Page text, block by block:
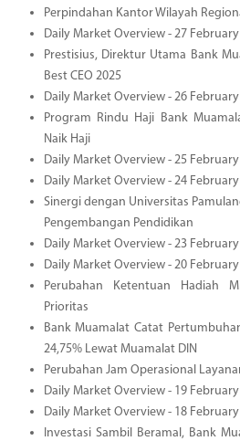
Perpindahan Kantor Wilayah
Daily Market Overview - 27 February
Prestisius, Direktur Utama Bank
Best CEO 2025
Daily Market Overview - 26 February
Program Rindu Haji Bank
Naik Haji
Daily Market Overview - 25 February
Daily Market Overview - 24 February
Sinergi dengan Universitas
Pengembangan Pendidikan
Daily Market Overview - 23 February
Daily Market Overview - 20 February
Perubahan Ketentuan Hadiah
Prioritas
Bank Muamalat Catat
24,75% Lewat Muamalat DIN
Perubahan Jam Operasional
Daily Market Overview - 19 February
Daily Market Overview - 18 February
Investasi Sambil Beramal, Bank